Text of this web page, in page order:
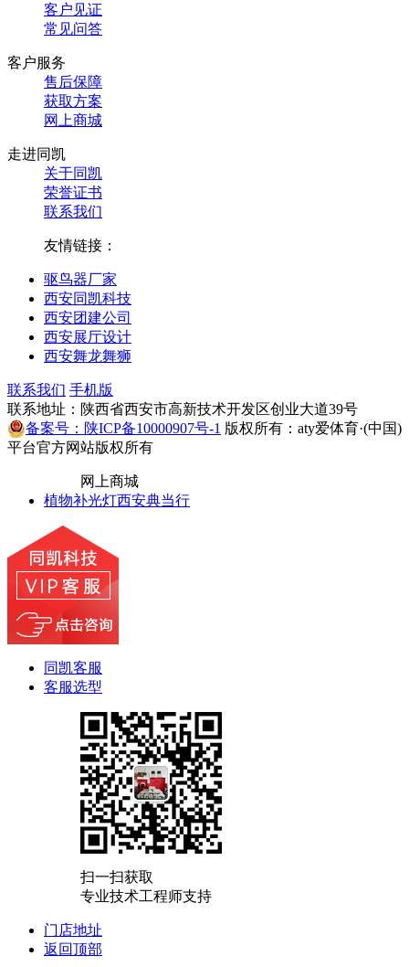
客户见证
常见问答
客户服务
售后保障
获取方案
网上商城
走进同凯
关于同凯
荣誉证书
联系我们
友情链接：
驱鸟器厂家
西安同凯科技
西安团建公司
西安展厅设计
西安舞龙舞狮
联系我们 手机版
联系地址：陕西省西安市高新技术开发区创业大道39号
备案号：陕ICP备10000907号-1 版权所有：aty爱体育·(中国)
平台官方网站版权所有
网上商城
植物补光灯西安典当行
同凯客服
客服选型
扫一扫获取
专业技术工程师支持
门店地址
返回顶部